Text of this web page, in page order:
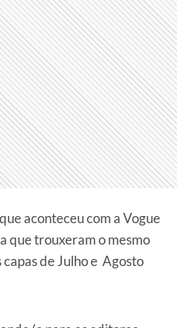
aconteceu com a Vogue
que trouxeram o mesmo
de Julho e Agosto